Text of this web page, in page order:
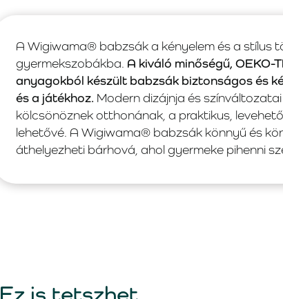
A Wigiwama® babzsák a kényelem és a stílus
gyermekszobákba. A kiváló minőségű,
anyagokból készült babzsák biztonságos és
és a játékhoz. Modern dizájnja és
kölcsönöznek otthonának, a praktikus,
lehetővé. A Wigiwama® babzsák könnyű és
áthelyezheti bárhová, ahol gyermeke pihenni
Ez is tetszhet